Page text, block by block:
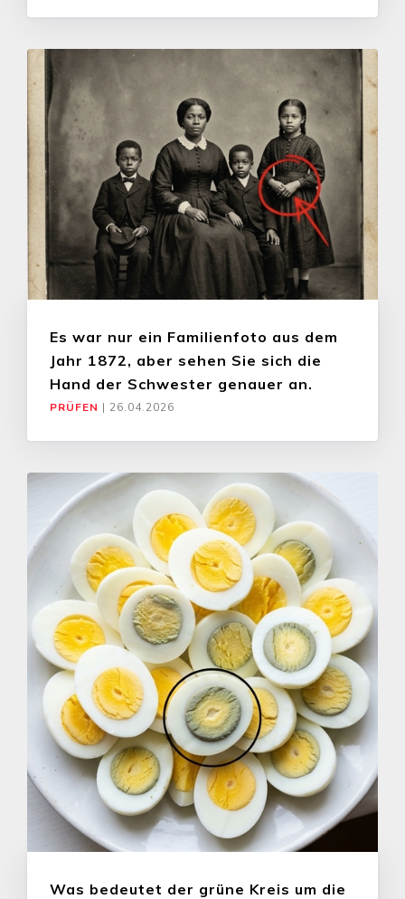
Es war nur ein Familienfoto aus dem
Jahr 1872, aber sehen Sie sich die
Hand der Schwester genauer an.
PRÜFEN | 26.04.2026
Was bedeutet der grüne Kreis um die